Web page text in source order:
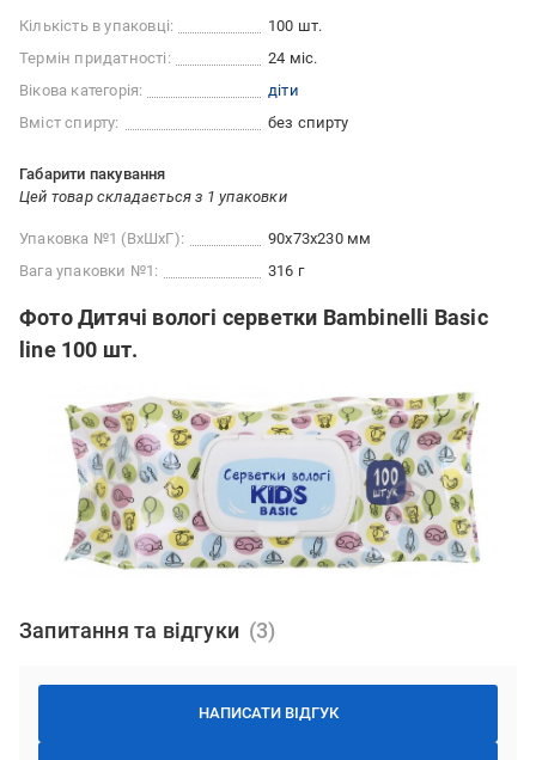
Кількість в упаковці:
100 шт.
Термін придатності:
24 міс.
Вікова категорія:
діти
Вміст спирту:
без спирту
Габарити пакування
Цей товар складається з 1 упаковки
Упаковка №1 (ВхШхГ):
90x73x230 мм
Вага упаковки №1:
316 г
Фото Дитячі вологі серветки Bambinelli Basic
line 100 шт.
Запитання та відгуки
НАПИСАТИ ВІДГУК